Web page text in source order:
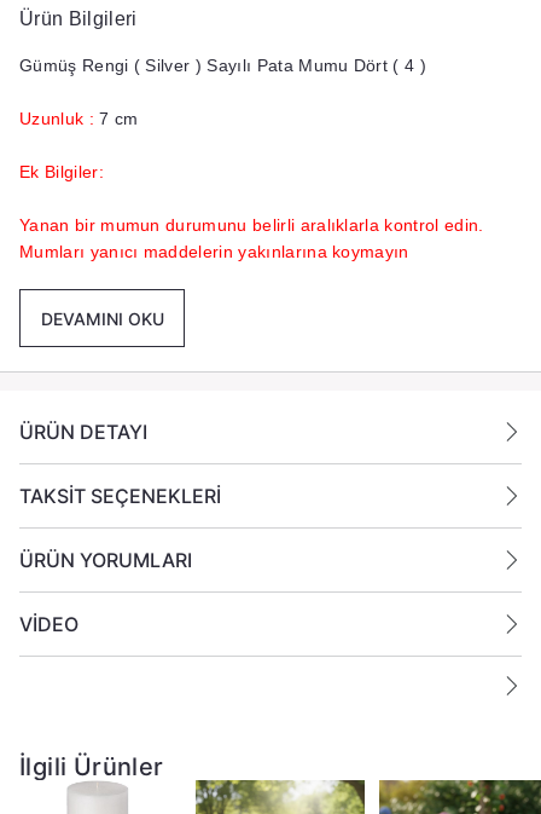
Ürün Bilgileri
Gümüş Rengi ( Silver ) Sayılı Pata Mumu Dört ( 4 )
Uzunluk : 7 cm
Ek Bilgiler:
Yanan bir mumun durumunu belirli aralıklarla kontrol edin.
Mumları yanıcı maddelerin yakınlarına koymayın
DEVAMINI OKU
ÜRÜN DETAYI
TAKSİT SEÇENEKLERİ
ÜRÜN YORUMLARI
VİDEO
İlgili Ürünler